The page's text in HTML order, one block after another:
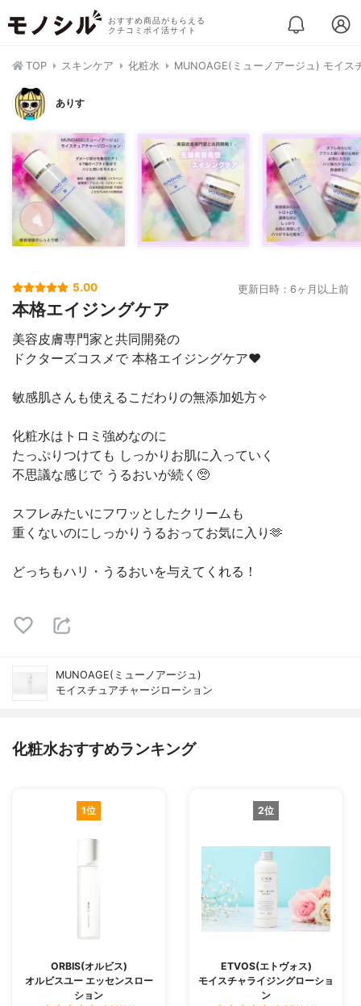
おすすめ商品がもらえる
クチコミポイ活サイト
TOP スキンケア 化粧水 MUNOAGE(ミューノアージュ) モイス
ありす
5.00 更新日時：6ヶ月以上前
本格エイジングケア
美容皮膚専門家と共同開発の
ドクターズコスメで 本格エイジングケア♥️
敏感肌さんも使えるこだわりの無添加処方✧︎
化粧水はトロミ強めなのに
たっぷりつけても しっかりお肌に入っていく
不思議な感じで うるおいが続く🥺
スフレみたいにフワッとしたクリームも
重くないのにしっかりうるおってお気に入り🫶
どっちもハリ・うるおいを与えてくれる！
MUNOAGE(ミューノアージュ)
モイスチュアチャージローション
化粧水おすすめランキング
1位
ORBIS(オルビス)
オルビスユー エッセンスロー
ション
2位
ETVOS(エトヴォス)
モイスチャライジングローショ
ン